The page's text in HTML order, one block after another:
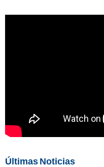
Últimas Noticias